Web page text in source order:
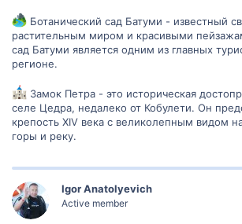
Ботанический сад Батуми - известный
растительным миром и красивыми
сад Батуми является одним из главных
регионе.
Замок Петра - это историческая
селе Цедра, недалеко от Кобулети. Он
крепость XIV века с великолепным видом
горы и реку.
Igor Anatolyevich
Active member